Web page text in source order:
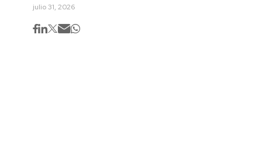
julio 31, 2026